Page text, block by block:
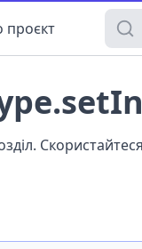
проєкт